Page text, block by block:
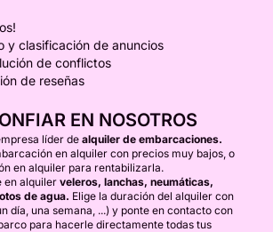
y clasificación de anuncios
de conflictos
de reseñas
EN NOSOTROS
líder de alquiler de embarcaciones.
en alquiler con precios muy bajos, o
en alquiler para rentabilizarla.
en alquiler veleros, lanchas, neumáticas,
de agua. Elige la duración del alquiler con
día, una semana, ...) y ponte en contacto con
para hacerle directamente todas tus